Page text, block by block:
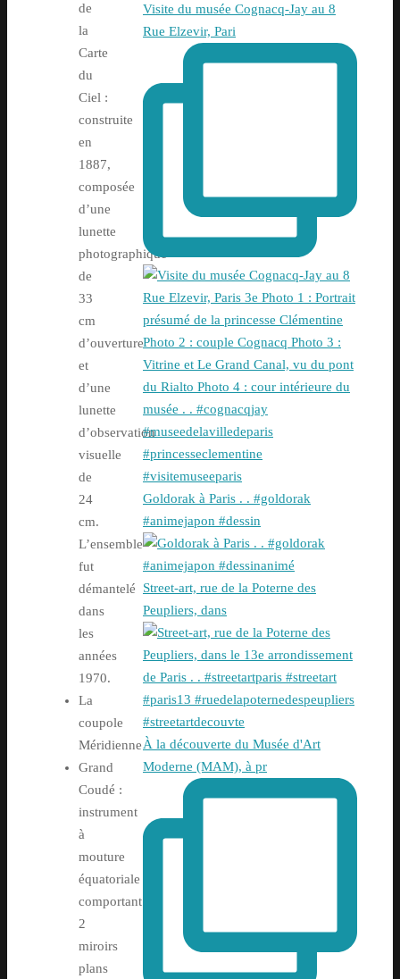
de
la
Carte
du
Ciel :
construite
en
1887,
composée
d’une
lunette
photographique
de
33
cm
d’ouverture
et
d’une
lunette
d’observation
visuelle
de
24
cm.
L’ensemble
fut
démantelé
dans
les
années
1970.
La
coupole
Méridienne
Grand
Coudé :
instrument
à
mouture
équatoriale
comportant
2
miroirs
plans
Visite du musée Cognacq-Jay au 8
Rue Elzevir, Pari
Goldorak à Paris . . #goldorak
#animejapon #dessin
Street-art, rue de la Poterne des
Peupliers, dans
À la découverte du Musée d'Art
Moderne (MAM), à pr